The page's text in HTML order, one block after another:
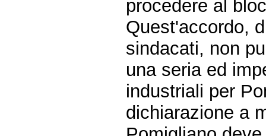
procedere al
Quest'accordo,
sindacati, non
una seria ed
industriali per
dichiarazione a